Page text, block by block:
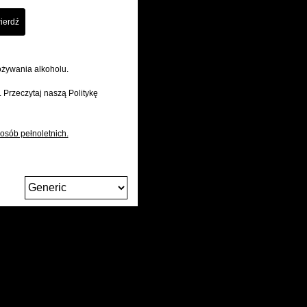
alkoholu.
Przeczytaj naszą Politykę
pełnoletnich.
Zmień
język